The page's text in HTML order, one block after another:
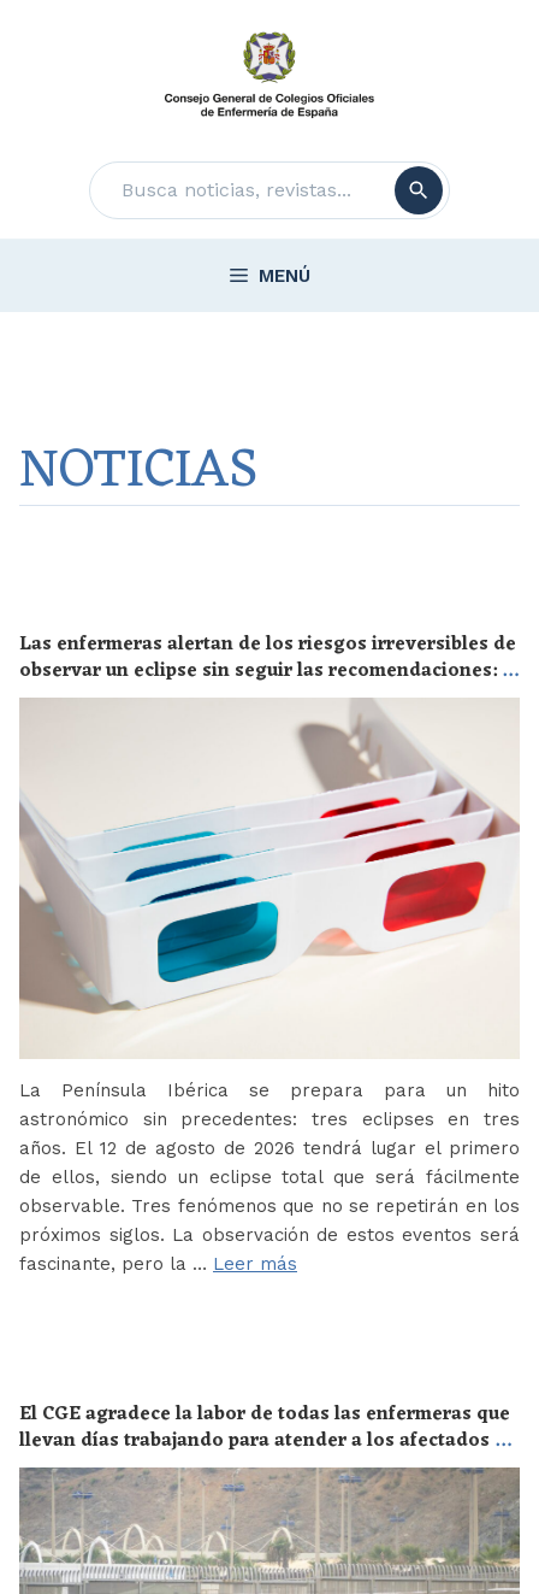
Buscar
MENÚ
NOTICIAS
Las enfermeras alertan de los riesgos irreversibles de
observar un eclipse sin seguir las recomendaciones: la
retinopatía solar es el mayor de los peligros
La Península Ibérica se prepara para un hito
astronómico sin precedentes: tres eclipses en tres
años. El 12 de agosto de 2026 tendrá lugar el primero
de ellos, siendo un eclipse total que será fácilmente
observable. Tres fenómenos que no se repetirán en los
próximos siglos. La observación de estos eventos será
fascinante, pero la … Leer más
El CGE agradece la labor de todas las enfermeras que
llevan días trabajando para atender a los afectados de
la crisis migratoria de Ceuta